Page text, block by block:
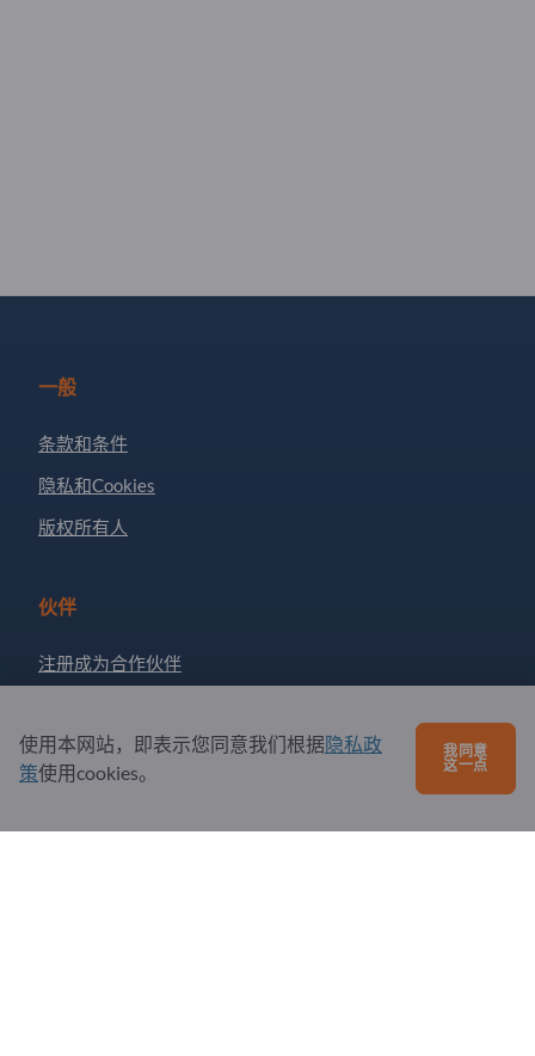
一般
条款和条件
隐私和Cookies
版权所有人
伙伴
注册成为合作伙伴
有问题吗？
使用本网站，即表示您同意我们根据隐私政
策使用cookies。
我同意
这一点